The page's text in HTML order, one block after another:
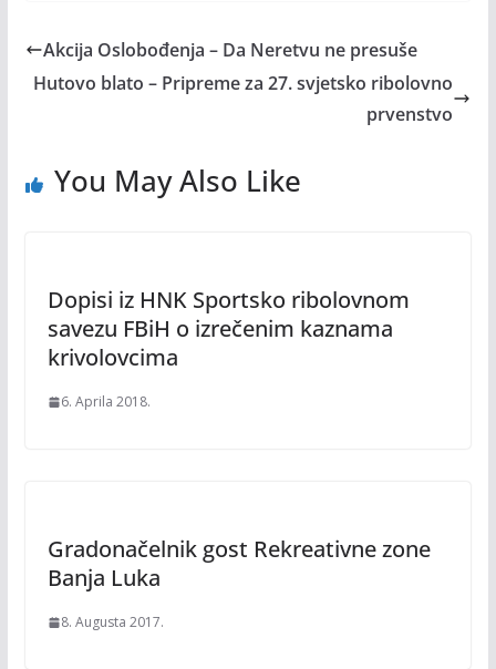
Akcija Oslobođenja – Da Neretvu ne presuše
Hutovo blato – Pripreme za 27. svjetsko ribolovno
prvenstvo
You May Also Like
Dopisi iz HNK Sportsko ribolovnom
savezu FBiH o izrečenim kaznama
krivolovcima
6. Aprila 2018.
Gradonačelnik gost Rekreativne zone
Banja Luka
8. Augusta 2017.